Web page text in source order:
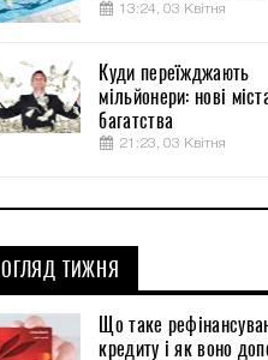
13:24, 03 Квітня
Куди переїжджають
мільйонери: нові
багатства
21:23, 03 Квітня
ОГЛЯД ТИЖНЯ
Що таке
кредиту і як воно